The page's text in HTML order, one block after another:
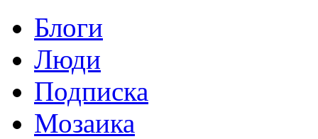
Блоги
Люди
Подписка
Мозаика